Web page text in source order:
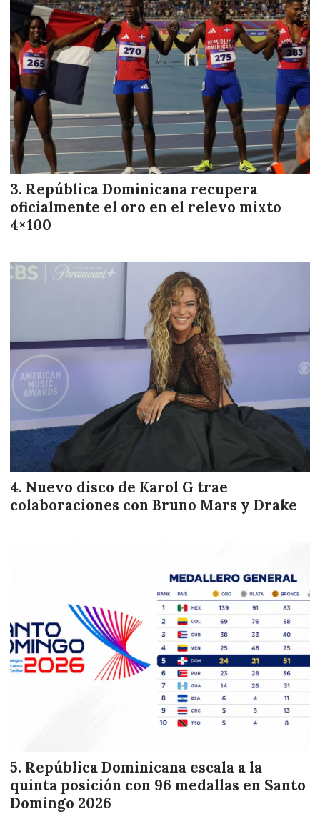
República Dominicana recupera
oficialmente el oro en el relevo mixto
4×100
Nuevo disco de Karol G trae
colaboraciones con Bruno Mars y Drake
República Dominicana escala a la
quinta posición con 96 medallas en Santo
Domingo 2026